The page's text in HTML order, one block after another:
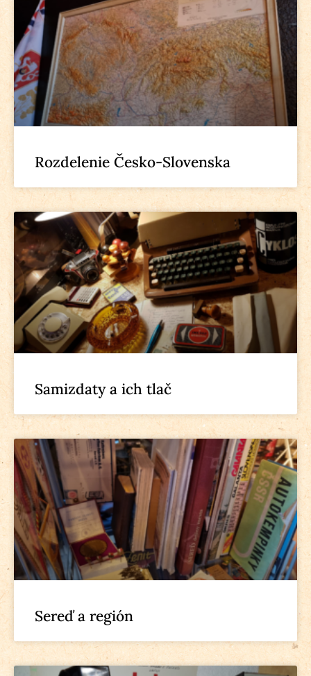
Rozdelenie Česko-Slovenska
Samizdaty a ich tlač
Sereď a región